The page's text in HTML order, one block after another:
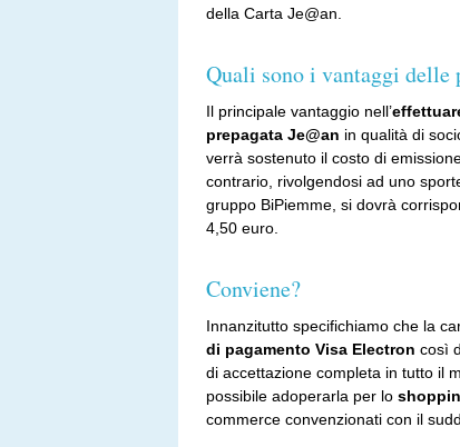
della Carta Je@an.
Quali sono i vantaggi delle
Il principale vantaggio nell’
prepagata Je@an in qualità di
verrà sostenuto il costo di
contrario, rivolgendosi ad uno
gruppo BiPiemme, si dovrà
4,50 euro.
Conviene?
Innanzitutto specifichiamo che la
di pagamento Visa Electron così
di accettazione completa in tutto il
possibile adoperarla per lo
commerce convenzionati con il